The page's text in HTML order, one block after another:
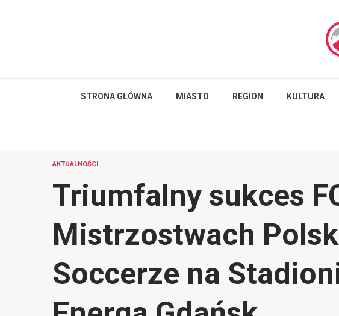
STRONA GŁÓWNA MIASTO REGION KULTURA
AKTUALNOŚCI
Triumfalny sukces
Mistrzostwach
Soccerze na